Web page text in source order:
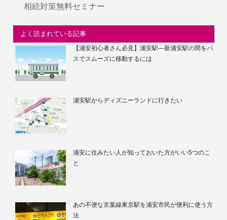
相続対策無料セミナー
よく読まれている記事
【浦安初心者さん必見】浦安駅―新浦安駅の間をバ
スでスムーズに移動するには
浦安駅からディズニーランドに行きたい
浦安に住みたい人が知っておいた方がいい5つのこ
と
あの不便な京葉線東京駅を浦安市民が便利に使う方
法